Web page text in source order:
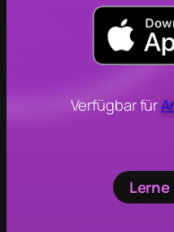
Verfügbar für